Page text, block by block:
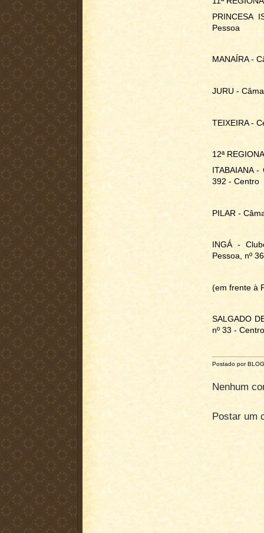
PRINCESA
Pessoa
MANAÍRA -
JURU -
TEIXEIRA -
12ª
ITABAIANA
392 - Centro
PILAR -
INGÁ -
Pessoa, nº
(em frente à
SALGADO
nº 33 - Centro
Postado por
Nenhum
Postar um